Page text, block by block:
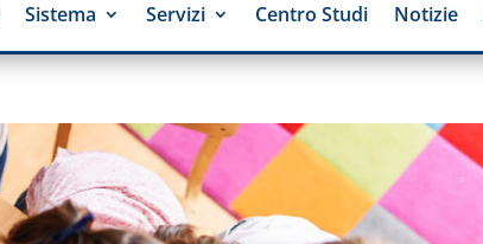
Sistema Servizi Centro Studi Notizie